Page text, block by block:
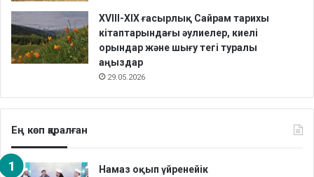
XVIII-XIX ғасырлық Сайрам тарихы
кітаптарындағы әулиелер, киелі
орындар және шығу тегі туралы
аңыздар
29.05.2026
Ең көп қаралған
Намаз оқып үйренейік